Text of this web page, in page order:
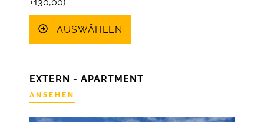
AUSWÄHLEN
EXTERN - APARTMENT
ANSEHEN